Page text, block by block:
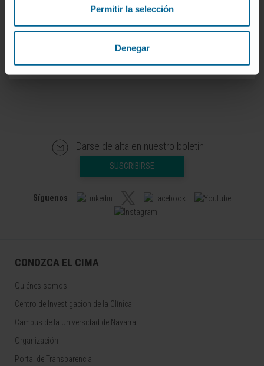
Permitir la selección
Denegar
Investigador | Investigador principal
Médica
Darse de alta en nuestro boletín
SUSCRIBIRSE
Síguenos
CONOZCA EL CIMA
Quiénes somos
Centro de Investigacion de la Clínica
Campus de la Universidad de Navarra
Organización
Portal de Transparencia